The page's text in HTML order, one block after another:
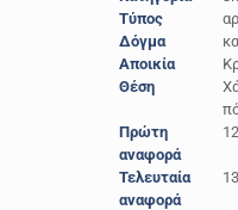
Τύπος
Δόγμα
Αποικία
Θέση
Πρώτη
αναφορά
Τελευταία
αναφορά